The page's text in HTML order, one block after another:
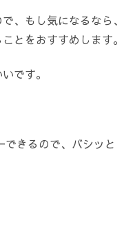
、もし気になるなら、
とをおすすめします。
です。
きるので、バシッと